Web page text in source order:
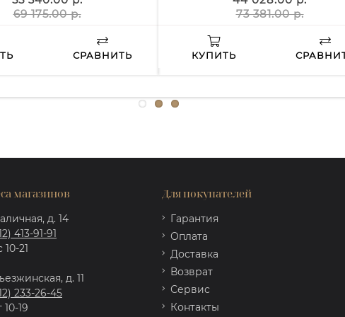
69 175.00 р.
СРАВНИТЬ
73 381.00 р.
КУПИТЬ
магазинов
д. 14
413-91-91
10-21
д. 11
233-26-45
10-19
Для покупателей
Гарантия
Оплата
Доставка
Возврат
Сервис
Контакты